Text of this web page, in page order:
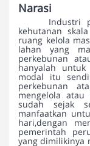
Narasi
Industri
kehutanan
ruang kelola
lahan yang
perkebunan
hanyalah
modal itu
perkebunan
mengelola
sudah sejak
manfaatkan
hari,dengan
pemerintah
yang dimilikinya